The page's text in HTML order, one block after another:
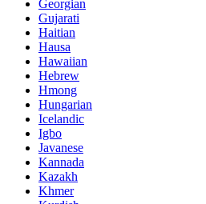
Georgian
Gujarati
Haitian
Hausa
Hawaiian
Hebrew
Hmong
Hungarian
Icelandic
Igbo
Javanese
Kannada
Kazakh
Khmer